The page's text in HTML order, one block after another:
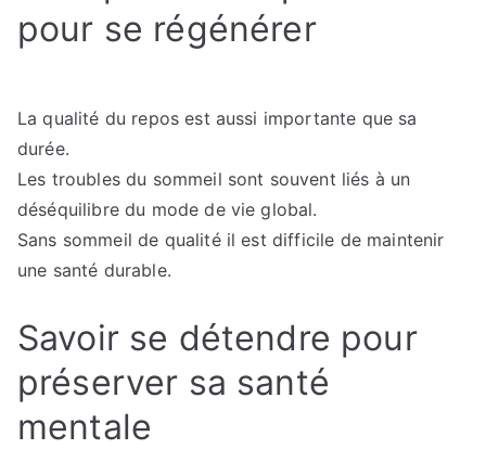
pour se régénérer
La qualité du repos est aussi importante que sa
durée.
Les troubles du sommeil sont souvent liés à un
déséquilibre du mode de vie global.
Sans sommeil de qualité il est difficile de maintenir
une santé durable.
Savoir se détendre pour
préserver sa santé
mentale